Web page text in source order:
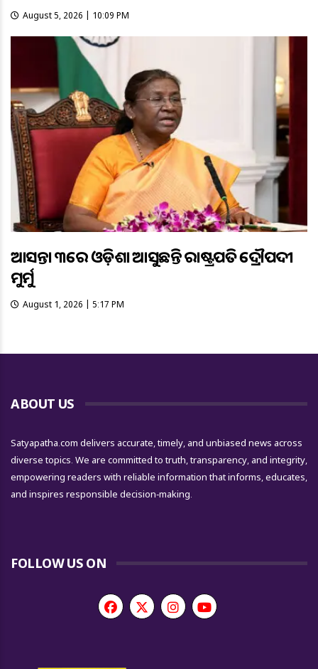
August 5, 2026 | 10:09 PM
ଆସନ୍ତା ୩ରେ ଓଡ଼ିଶା ଆସୁଛନ୍ତି ରାଷ୍ଟ୍ରପତି ଦ୍ରୌପଦୀ
ମୁର୍ମୁ
August 1, 2026 | 5:17 PM
ABOUT US
Satyapatha.com delivers accurate, timely, and unbiased news across
diverse topics. We are committed to truth, transparency, and integrity,
empowering readers with reliable information that informs, educates,
and inspires responsible decision-making.
FOLLOW US ON